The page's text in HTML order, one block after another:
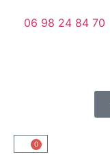
06 98 24 84 70
0